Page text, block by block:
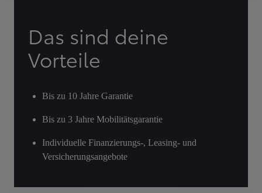
Das sind deine
Vorteile
Bis zu 10 Jahre Garantie
Bis zu 3 Jahre Mobilitätsgarantie
Individuelle Finanzierungs-, Leasing- und
Versicherungsangebote